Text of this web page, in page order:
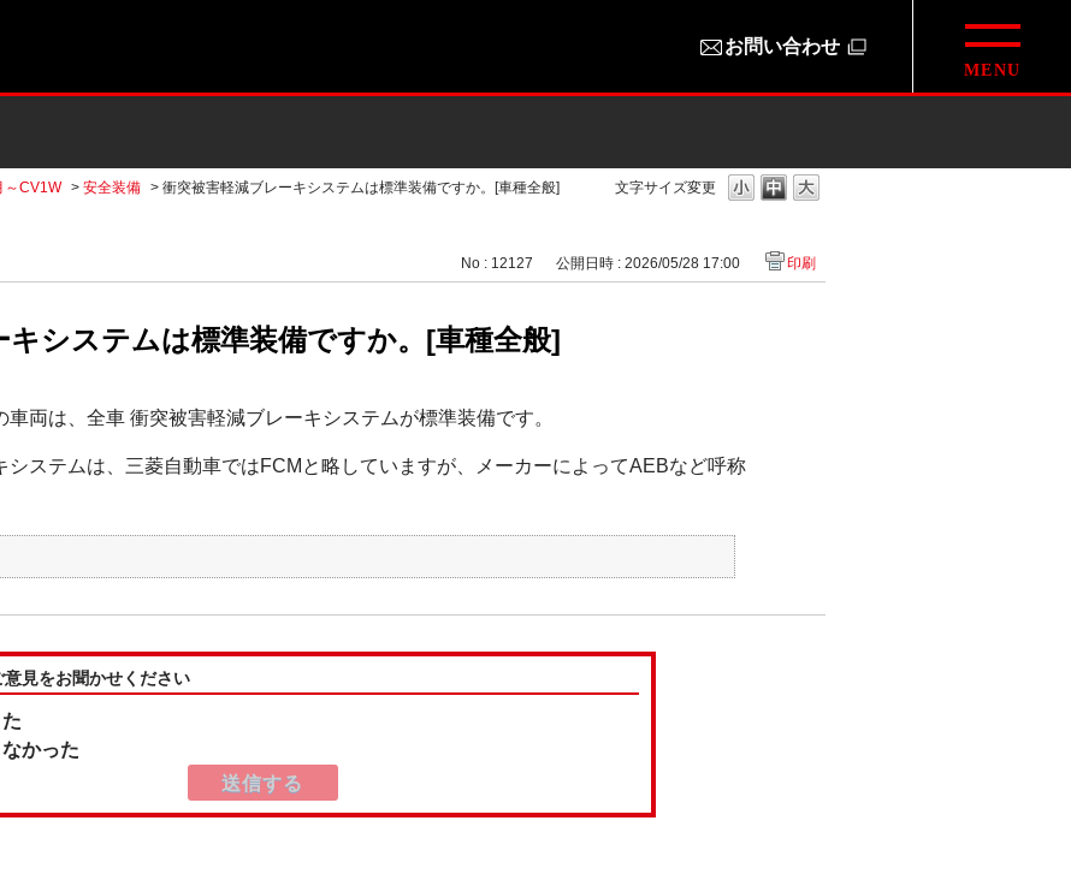
お問い合わせ
文字サイズ変更
～CV1W > 安全装備 > 衝突被害軽減ブレーキシステムは標準装備ですか。[車種全般]
No : 12127 公開日時 : 2026/05/28 17:00 印刷
キシステムは標準装備ですか。[車種全般]
両は、全車 衝突被害軽減ブレーキシステムが標準装備です。
システムは、三菱自動車ではFCMと略していますが、メーカーによってAEBなど呼称
見をお聞かせください
かった